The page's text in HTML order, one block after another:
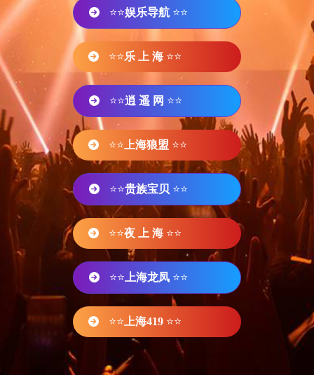
⭐⭐娱乐导航 ⭐⭐
⭐⭐乐 上 海 ⭐⭐
⭐⭐逍 遥 网 ⭐⭐
⭐⭐ 上海狼盟 ⭐⭐
⭐⭐贵族宝贝 ⭐⭐
⭐⭐夜 上 海 ⭐⭐
⭐⭐ 上海龙凤 ⭐⭐
⭐⭐ 上海419 ⭐⭐